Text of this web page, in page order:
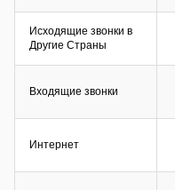
Исходящие звонки в
Другие Страны
Входящие звонки
Интернет